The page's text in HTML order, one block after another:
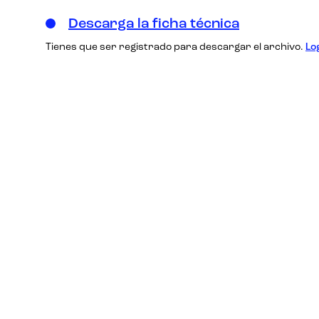
Descarga la ficha técnica
Tienes que ser registrado para descargar el archivo.